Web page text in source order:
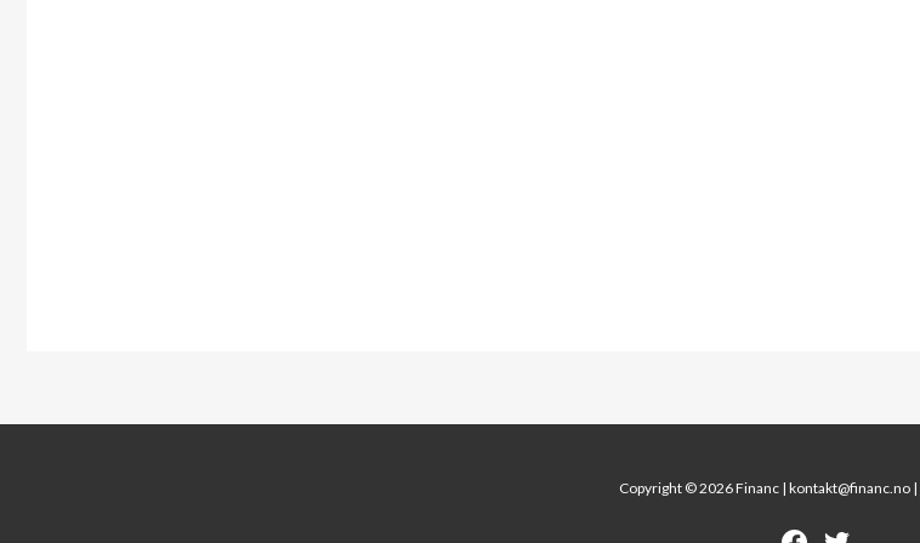
Copyright © 2026 Financ | kontakt@financ.no |